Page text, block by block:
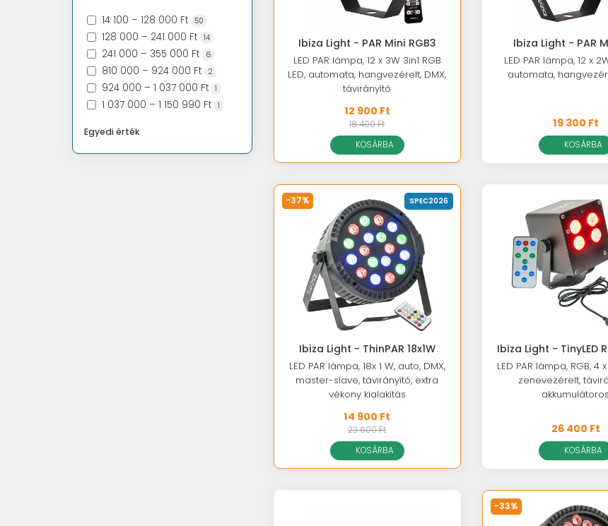
14 100 – 128 000 Ft 50
128 000 – 241 000 Ft 14
241 000 – 355 000 Ft 6
810 000 – 924 000 Ft 2
924 000 – 1 037 000 Ft 1
1 037 000 – 1 150 990 Ft 1
Egyedi érték
Ibiza Light - PAR Mini RGB3
LED PAR lámpa, 12 x 3W 3in1 RGB
LED, automata, hangvezérelt, DMX,
távirányító
12 900 Ft
18 400 Ft
KOSÁRBA
Ibiza Light - PAR
LED PAR lámpa, 12 x
automata,
19 300 Ft
KOSÁRBA
-37% SPEC2026
Ibiza Light - ThinPAR 18x1W
LED PAR lámpa, 18x 1 W, auto, DMX,
master-slave, távirányító, extra
vékony kialakítás
14 900 Ft
23 600 Ft
KOSÁRBA
Ibiza Light - TinyLED
LED PAR lámpa, RGB, 4
zenevezérelt,
akkumulátoros
26 400 Ft
KOSÁRBA
-33%